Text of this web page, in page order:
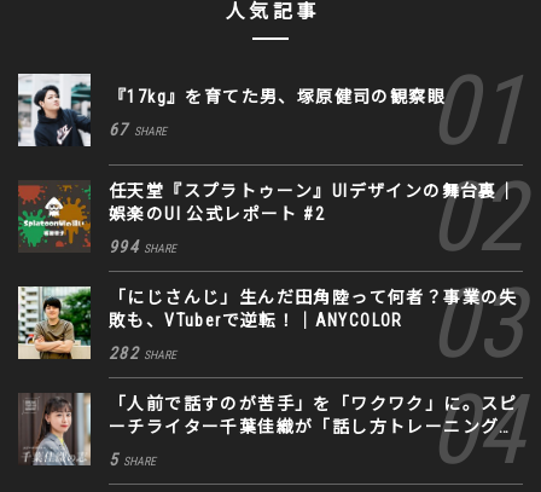
人気記事
『17kg』を育てた男、塚原健司の観察眼
67 SHARE
任天堂『スプラトゥーン』UIデザインの舞台裏｜
娯楽のUI 公式レポート #2
994 SHARE
「にじさんじ」生んだ田角陸って何者？事業の失
敗も、VTuberで逆転！｜ANYCOLOR
282 SHARE
「人前で話すのが苦手」を「ワクワク」に。スピ
ーチライター千葉佳織が「話し方トレーニング」
に込めた思い
5 SHARE